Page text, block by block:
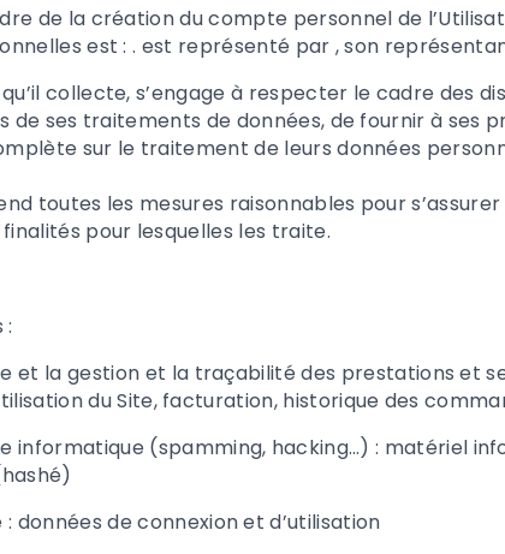
de la création du compte personnel de
est : . est représenté par , son
collecte,s’engage à respecter le cadre des
ses traitements de données, de fournir à ses
sur le traitement de leurs données
toutes les mesures raisonnables pour
pour lesquelles les traite.
:
et la gestion et la traçabilité des prestations et
du Site, facturation, historique des
(spamming, hacking…) : matériel
données de connexion et d’utilisation